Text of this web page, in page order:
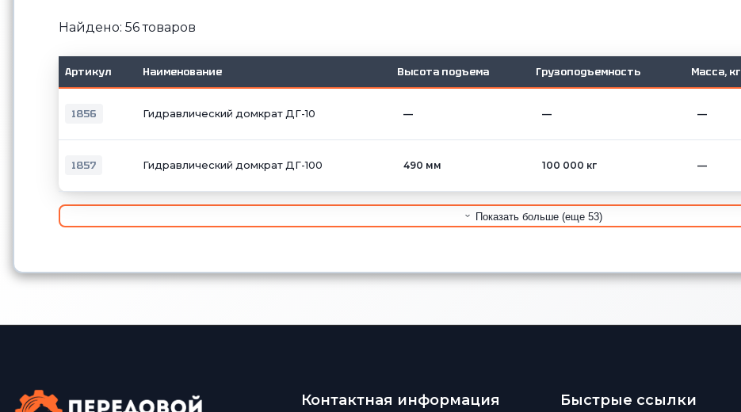
Найдено: 56 товаров
Артикул Наименование Высота подъема Грузоподъемность Масса, кг
1856 Гидравлический домкрат ДГ-10 — — —
1857 Гидравлический домкрат ДГ-100 490 мм 100 000 кг —
Показать больше (еще 53)
Контактная информация Быстрые ссылки